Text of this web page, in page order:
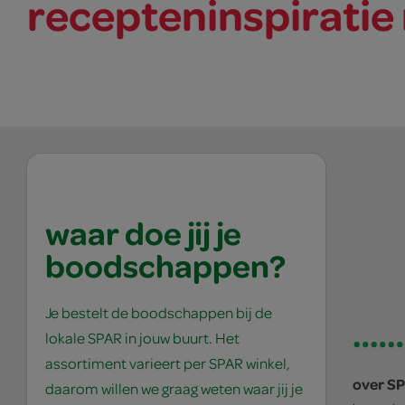
waar doe jij je
boodschappen?
Je bestelt de boodschappen bij de
lokale SPAR in jouw buurt. Het
assortiment varieert per SPAR winkel,
daarom willen we graag weten waar jij je
over